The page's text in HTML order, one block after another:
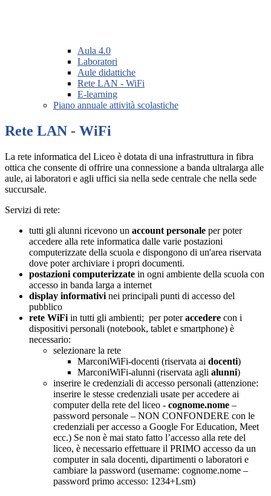
Aula 4.0
Laboratori
Aule didattiche
Rete LAN - WiFi
E-learning
Piano annuale attività scolastiche
Rete LAN - WiFi
La rete informatica del Liceo è dotata di una infrastruttura in fibra
ottica che consente di offrire una connessione a banda ultralarga alle
aule, ai laboratori e agli uffici sia nella sede centrale che nella sede
succursale.
Servizi di rete:
tutti gli alunni ricevono un account personale per poter
accedere alla rete informatica dalle varie postazioni
computerizzate della scuola e dispongono di un'area riservata
dove poter archiviare i propri documenti.
postazioni computerizzate in ogni ambiente della scuola con
accesso in banda larga a internet
display informativi nei principali punti di accesso del
pubblico
rete WiFi in tutti gli ambienti; per poteraccedere con i
dispositivi personali (notebook, tablet e smartphone) è
necessario:
selezionare la rete
MarconiWiFi-docenti (riservata ai docenti)
MarconiWiFi-alunni (riservata agli alunni)
inserire le credenziali di accesso personali (attenzione:
inserire le stesse credenziali usate per accedere ai
computer della rete del liceo - cognome.nome –
password personale – NON CONFONDERE con le
credenziali per accesso a Google For Education, Meet
ecc.) Se non è mai stato fatto l’accesso alla rete del
liceo, è necessario effettuare il PRIMO accesso da un
computer in sala docenti, dipartimenti o laboratori e
cambiare la password (username: cognome.nome –
password primo accesso: 1234+Lsm)